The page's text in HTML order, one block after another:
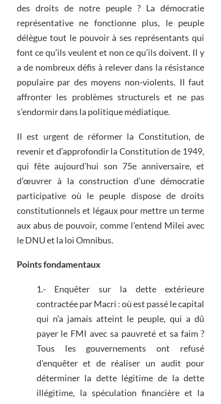
des droits de notre peuple ? La démocratie
représentative ne fonctionne plus, le peuple
délègue tout le pouvoir à ses représentants qui
font ce qu’ils veulent et non ce qu’ils doivent. Il y
a de nombreux défis à relever dans la résistance
populaire par des moyens non-violents. Il faut
affronter les problèmes structurels et ne pas
s’endormir dans la politique médiatique.
Il est urgent de réformer la Constitution, de
revenir et d’approfondir la Constitution de 1949,
qui fête aujourd’hui son 75e anniversaire, et
d’œuvrer à la construction d’une démocratie
participative où le peuple dispose de droits
constitutionnels et légaux pour mettre un terme
aux abus de pouvoir, comme l’entend Milei avec
le DNU et la loi Omnibus.
Points fondamentaux
1.- Enquêter sur la dette extérieure
contractée par Macri : où est passé le capital
qui n’a jamais atteint le peuple, qui a dû
payer le FMI avec sa pauvreté et sa faim ?
Tous les gouvernements ont refusé
d’enquêter et de réaliser un audit pour
déterminer la dette légitime de la dette
illégitime, la spéculation financière et la